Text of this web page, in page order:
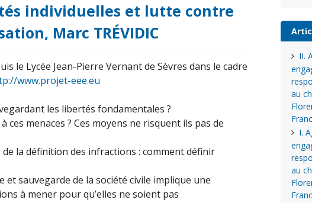
individuelles et lutte contre
Marc TRÉVIDIC
le Lycée Jean-Pierre Vernant de Sèvres dans le cadre
www.projet-eee.eu
les libertés fondamentales ?
ces menaces ? Ces moyens ne risquent ils pas de
de la définition des infractions : comment définir
sauvegarde de la société civile implique une
à mener pour qu’elles ne soient pas
II.
au
I.
au